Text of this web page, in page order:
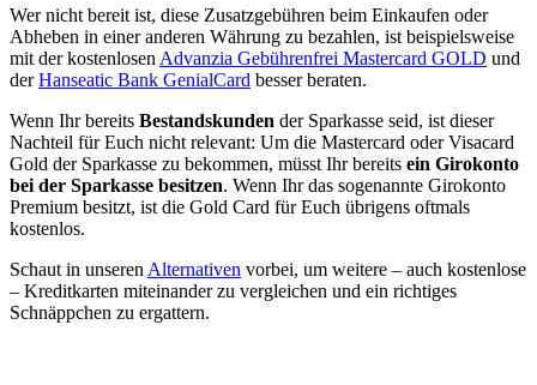
Wer nicht bereit ist, diese Zusatzgebühren beim Einkaufen oder
Abheben in einer anderen Währung zu bezahlen, ist beispielsweise
mit der kostenlosen Advanzia Gebührenfrei Mastercard GOLD und
derHanseatic Bank GenialCard besser beraten.
Wenn Ihr bereits Bestandskunden der Sparkasse seid, ist dieser
Nachteil für Euch nicht relevant: Um die Mastercard oder Visacard
Gold der Sparkasse zu bekommen, müsst Ihr bereits ein Girokonto
bei der Sparkasse besitzen. Wenn Ihr das sogenannte Girokonto
Premium besitzt, ist die Gold Card für Euch übrigens oftmals
kostenlos.
Schaut in unseren Alternativen vorbei, um weitere – auch kostenlose
– Kreditkarten miteinander zu vergleichen und ein richtiges
Schnäppchen zu ergattern.